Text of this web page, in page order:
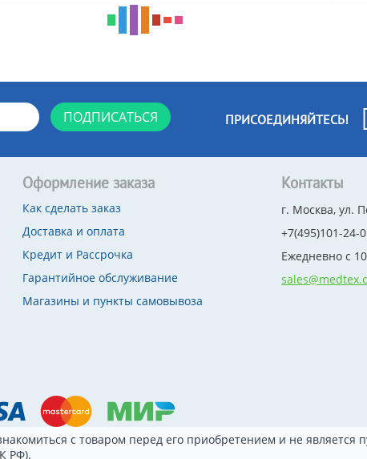
ПОДПИСАТЬСЯ ПРИСОЕДИНЯЙТЕСЬ!
Оформление заказа
Как сделать заказ
Доставка и оплата
Кредит и Рассрочка
Гарантийное обслуживание
Магазины и пункты самовывоза
Контакты
г. Москва, ул.
+7(495)101-24-
Ежедневно с
с товаром перед его приобретением и не является
РФ).